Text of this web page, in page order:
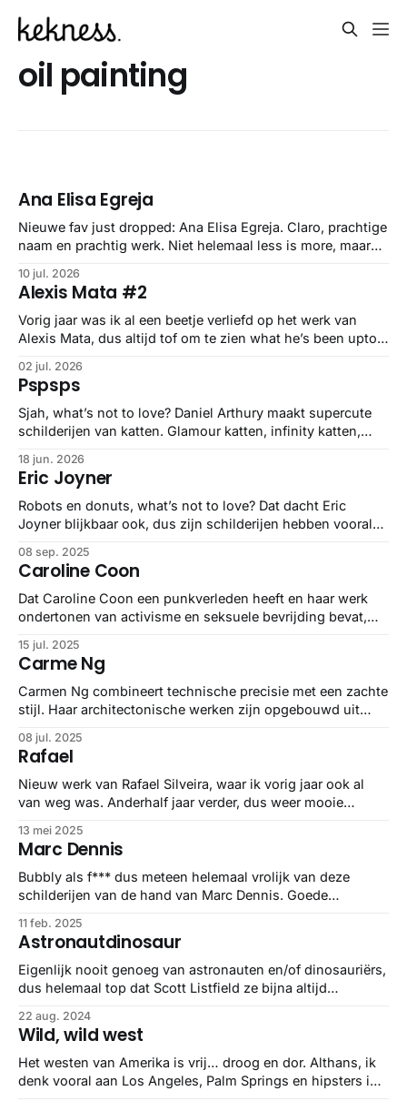
oil painting
Ana Elisa Egreja
Nieuwe fav just dropped: Ana Elisa Egreja. Claro, prachtige
naam en prachtig werk. Niet helemaal less is more, maar
oude meesters stijl.
10 jul. 2026
Alexis Mata #2
Vorig jaar was ik al een beetje verliefd op het werk van
Alexis Mata, dus altijd tof om te zien what he’s been upto
meer kleur en vollere composities. En waren het vorig jaar
vooral cactussen, inmiddels gebruikt ‘ie dezelfde
02 jul. 2026
Pspsps
Sjah, what’s not to love? Daniel Arthury maakt supercute
schilderijen van katten. Glamour katten, infinity katten,
18 jun. 2026
Eric Joyner
Robots en donuts, what’s not to love? Dat dacht Eric
Joyner blijkbaar ook, dus zijn schilderijen hebben vooral…
maakt het eigenlijk alleen nog maar beter?
08 sep. 2025
Caroline Coon
Dat Caroline Coon een punkverleden heeft en haar werk
ondertonen van activisme en seksuele bevrijding bevat,
haar wijk in Londen of gewoon hele blij blote mensen, ze
heeft een kenmerkende punky stijl. Tikje rauw en direct,
dus we gaan
15 jul. 2025
Carme Ng
Carmen Ng combineert technische precisie met een zachte
stijl. Haar architectonische werken zijn opgebouwd uit
bouwtekeningen. Helemaal Hong Kong. Maar in een
andere serie richt ze zich weer op ruimte en… mussen.
Best zacht en lief. Twee totaal verschillende onderwerpen,
maar
08 jul. 2025
Rafael
Nieuw werk van Rafael Silveira, waar ik vorig jaar ook al
van weg was. Anderhalf jaar verder, dus weer mooie
13 mei 2025
Marc Dennis
Bubbly als f*** dus meteen helemaal vrolijk van deze
schilderijen van de hand van Marc Dennis. Goede
dit uit je handen krijgt. Amazing.
11 feb. 2025
Astronautdinosaur
Eigenlijk nooit genoeg van astronauten en/of dinosauriërs,
dus helemaal top dat Scott Listfield ze bijna altijd
landmarks, albumcovers of gewoon lekker futurisisch of
dystopisch.
22 aug. 2024
Wild, wild west
Het westen van Amerika is vrij… droog en dor. Althans, ik
denk vooral aan Los Angeles, Palm Springs en hipsters in